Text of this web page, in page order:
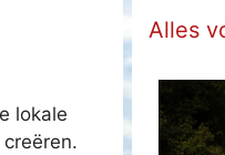
lokale
Alles